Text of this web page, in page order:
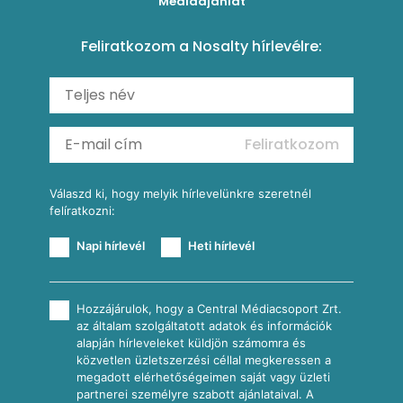
Carbonara
Shakshuka
Ratatouille
Mexikói húsleves kukorica salsával
Almás-kéksajtos kukoricasaláta
Köretek
Reggeli receptek
Feliratkozom a Nosalty hírlevélre:
Feliratkozom
Válaszd ki, hogy melyik hírlevelünkre szeretnél
felíratkozni:
Napi hírlevél Heti hírlevél
Hozzájárulok, hogy a Central Médiacsoport Zrt.
az általam szolgáltatott adatok és információk
alapján hírleveleket küldjön számomra és
közvetlen üzletszerzési céllal megkeressen a
megadott elérhetőségeimen saját vagy üzleti
partnerei személyre szabott ajánlataival. A